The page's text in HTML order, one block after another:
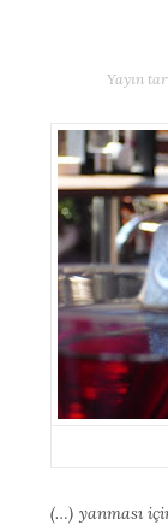
Yayın
(…) yanması